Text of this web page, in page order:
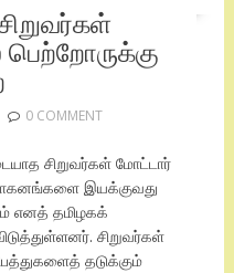
0 COMMENT
சிறுவர்கள் மோட்டார்
இயக்குவது
எனத் தமிழகக்
சிறுவர்கள்
தடுக்கும்